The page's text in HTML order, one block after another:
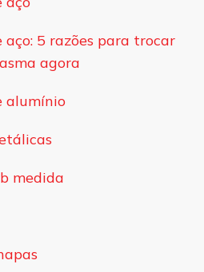
aço: 5 razões para trocar
agora
alumínio
medida